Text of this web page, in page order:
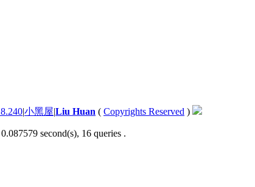
|小黑屋|Liu Huan ( Copyrights Reserved )
second(s), 16 queries .